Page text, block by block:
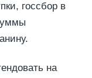
госсбор в
на